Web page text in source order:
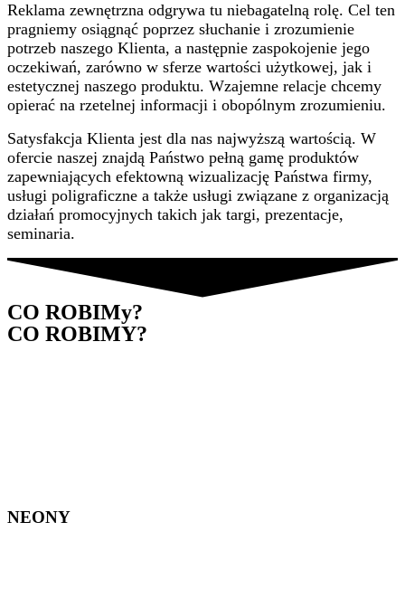
Reklama zewnętrzna odgrywa tu niebagatelną rolę. Cel ten
pragniemy osiągnąć poprzez słuchanie i zrozumienie
potrzeb naszego Klienta, a następnie zaspokojenie jego
oczekiwań, zarówno w sferze wartości użytkowej, jak i
estetycznej naszego produktu. Wzajemne relacje chcemy
opierać na rzetelnej informacji i obopólnym zrozumieniu.
Satysfakcja Klienta jest dla nas najwyższą wartością. W
ofercie naszej znajdą Państwo pełną gamę produktów
zapewniających efektowną wizualizację Państwa firmy,
usługi poligraficzne a także usługi związane z organizacją
działań promocyjnych takich jak targi, prezentacje,
seminaria.
CO ROBIMy?
CO ROBIMY?
NEONY